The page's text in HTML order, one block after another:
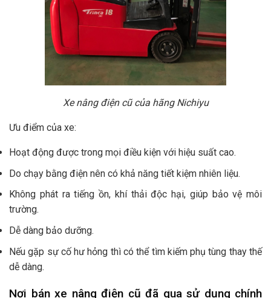
Xe nâng điện cũ của hãng Nichiyu
Ưu điểm của xe:
Hoạt động được trong mọi điều kiện với hiệu suất cao.
Do chạy bằng điện nên có khả năng tiết kiệm nhiên liệu.
Không phát ra tiếng ồn, khí thải độc hại, giúp bảo vệ môi
trường.
Dễ dàng bảo dưỡng.
Nếu gặp sự cố hư hỏng thì có thể tìm kiếm phụ tùng thay thế
dễ dàng.
Nơi bán xe nâng điện cũ đã qua sử dụng chính